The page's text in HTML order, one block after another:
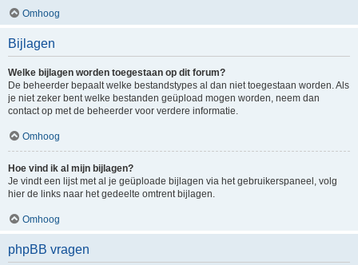
Omhoog
Bijlagen
Welke bijlagen worden toegestaan op dit forum?
De beheerder bepaalt welke bestandstypes al dan niet toegestaan worden. Als
je niet zeker bent welke bestanden geüpload mogen worden, neem dan
contact op met de beheerder voor verdere informatie.
Omhoog
Hoe vind ik al mijn bijlagen?
Je vindt een lijst met al je geüploade bijlagen via het gebruikerspaneel, volg
hier de links naar het gedeelte omtrent bijlagen.
Omhoog
phpBB vragen